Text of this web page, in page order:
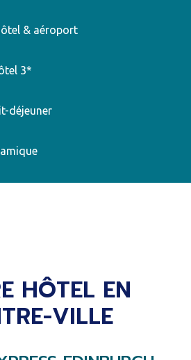
& aéroport
3*
déjeuner
HÔTEL EN
VILLE